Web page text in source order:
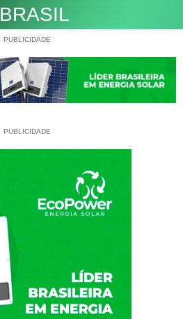
BRASIL
PUBLICIDADE
PUBLICIDADE